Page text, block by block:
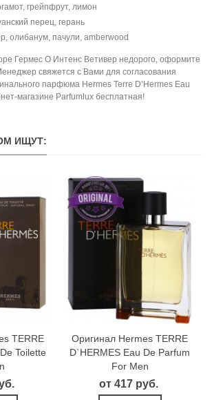
грейпфрут, лимон
перец, герань
олибанум, пачули, amberwood
Гермес О Интенс Ветивер недорого, оформите
свяжется с Вами для согласования
парфюма Hermes Terre D’Hermes Eau
магазине Parfumlux бесплатная!
ИЩУТ:
TERRE
Toilette
Оригинал Hermes TERRE
D`HERMES Eau De Parfum
For Men
от 417 руб.